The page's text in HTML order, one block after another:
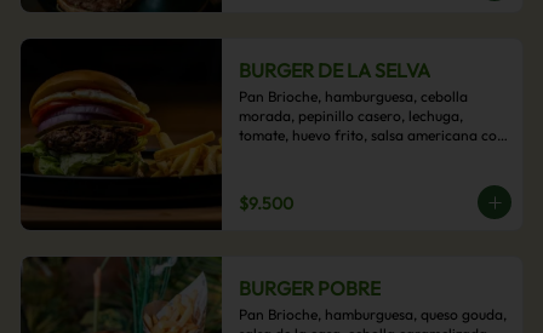
BURGER DE LA SELVA
Pan Brioche, hamburguesa, cebolla
morada, pepinillo casero, lechuga,
tomate, huevo frito, salsa americana con
$9.500
BURGER POBRE
Pan Brioche, hamburguesa, queso gouda,